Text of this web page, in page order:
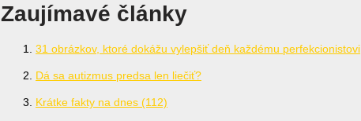
Zaujímavé články
31 obrázkov, ktoré dokážu vylepšiť deň každému perfekcionistovi
Dá sa autizmus predsa len liečiť?
Krátke fakty na dnes (112)